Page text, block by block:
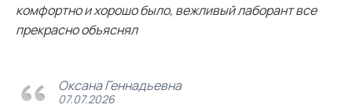
комфортно и хорошо было, вежливый лаборант все
прекрасно объяснял
Оксана Геннадьевна
07.07.2026